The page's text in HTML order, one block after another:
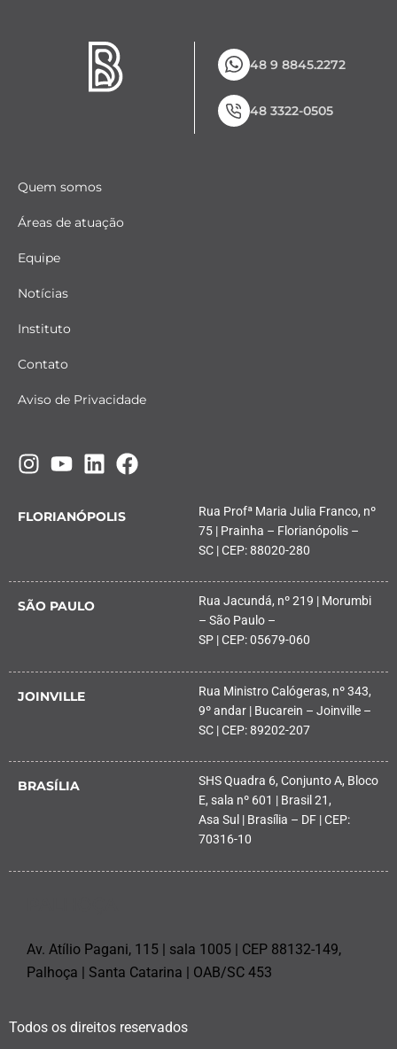
48 9 8845.2272
48 3322-0505
Quem somos
Áreas de atuação
Equipe
Notícias
Instituto
Contato
Aviso de Privacidade
FLORIANÓPOLIS
Rua Profª Maria Julia Franco, nº
75 | Prainha – Florianópolis –
SC | CEP: 88020-280
SÃO PAULO
Rua Jacundá, nº 219 | Morumbi
– São Paulo –
SP | CEP: 05679-060
JOINVILLE
Rua Ministro Calógeras, nº 343,
9º andar | Bucarein – Joinville –
SC | CEP: 89202-207
BRASÍLIA
SHS Quadra 6, Conjunto A, Bloco
E, sala nº 601 | Brasil 21,
Asa Sul | Brasília – DF | CEP:
70316-10
Av. Atílio Pagani, 115 | sala 1005 | CEP 88132-149,
Palhoça | Santa Catarina | OAB/SC 453
Todos os direitos reservados